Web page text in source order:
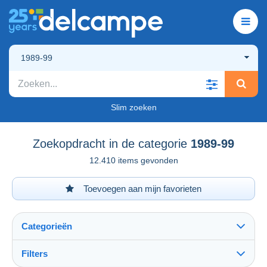
1989-99
Slim zoeken
Zoekopdracht in de categorie 1989-99
12.410 items gevonden
Toevoegen aan mijn favorieten
Categorieën
Filters